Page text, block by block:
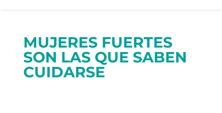
MUJERES FUERTES
SON LAS QUE SABEN
CUIDARSE